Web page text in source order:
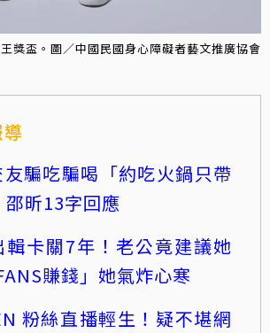
獎盃。圖／中國民國身心障礙者藝文推廣協會
友騙吃騙喝「約吃火鍋只帶
昕13字回應
輯卡關7年！老公竟建議她
賺錢」她氣炸心寒
粉絲直播輕生！疑不堪網